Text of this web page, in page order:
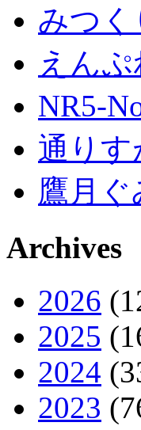
みつく
えん
NR5-
通りす
鷹月ぐ
Archives
2026
2025
2024
2023